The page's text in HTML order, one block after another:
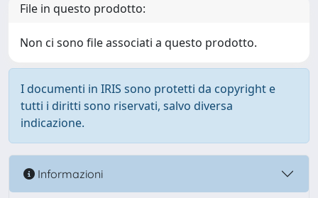
File in questo prodotto:
Non ci sono file associati a questo prodotto.
I documenti in IRIS sono protetti da copyright e
tutti i diritti sono riservati, salvo diversa
indicazione.
Informazioni